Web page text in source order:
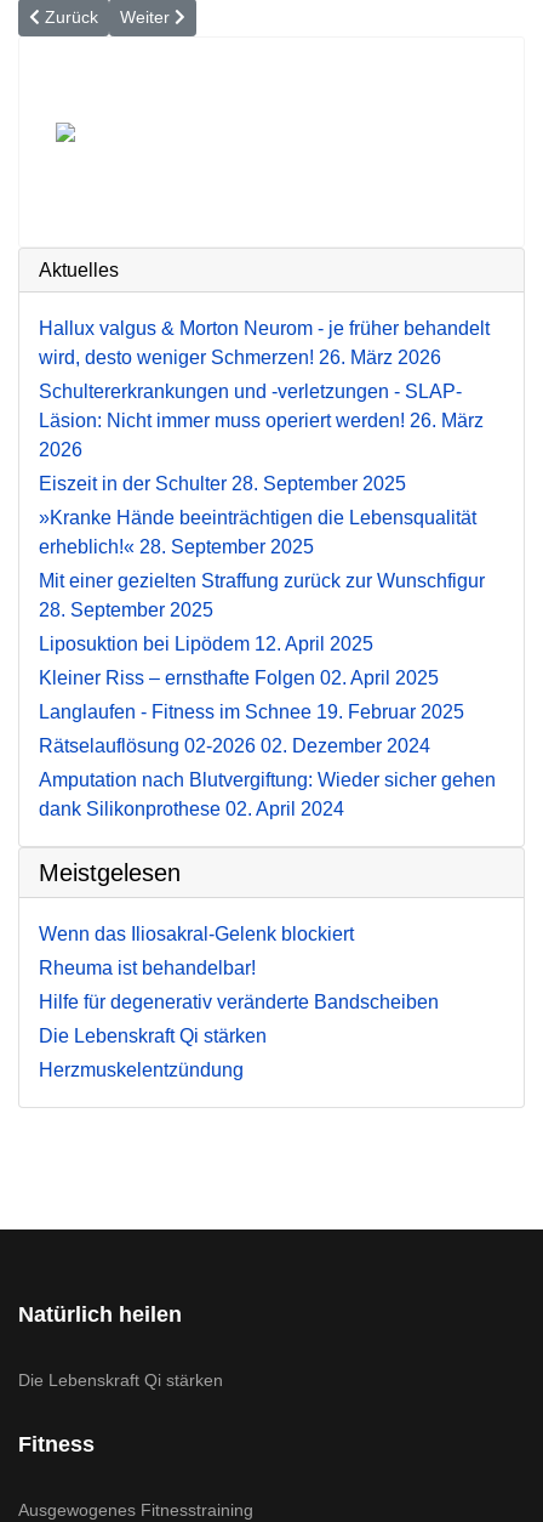
Vorheriger Beitrag: »Kranke Hände beeinträchtigen die
Zurück Nächster Beitrag: Amputation nach Blutvergiftung:
Weiter
Aktuelles
Hallux valgus & Morton Neurom - je früher behandelt
wird, desto weniger Schmerzen! 26. März 2026
Schultererkrankungen und -verletzungen - SLAP-
Läsion: Nicht immer muss operiert werden! 26. März
2026
Eiszeit in der Schulter 28. September 2025
»Kranke Hände beeinträchtigen die Lebensqualität
erheblich!« 28. September 2025
Mit einer gezielten Straffung zurück zur Wunschfigur
28. September 2025
Liposuktion bei Lipödem 12. April 2025
Kleiner Riss – ernsthafte Folgen 02. April 2025
Langlaufen - Fitness im Schnee 19. Februar 2025
Rätselauflösung 02-2026 02. Dezember 2024
Amputation nach Blutvergiftung: Wieder sicher gehen
dank Silikonprothese 02. April 2024
Meistgelesen
Wenn das Iliosakral-Gelenk blockiert
Rheuma ist behandelbar!
Hilfe für degenerativ veränderte Bandscheiben
Die Lebenskraft Qi stärken
Herzmuskelentzündung
Natürlich heilen
Die Lebenskraft Qi stärken
Fitness
Ausgewogenes Fitnesstraining